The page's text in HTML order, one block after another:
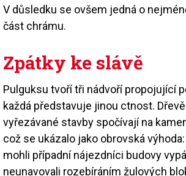
V důsledku se ovšem jedná o
část chrámu.
Zpátky ke slávě
Pulguksu tvoří tři nádvoří propojující
každá představuje jinou ctnost.
vyřezávané stavby spočívají na
což se ukázalo jako obrovská
mohli případní nájezdníci budovy
neunavovali rozebíráním žulových